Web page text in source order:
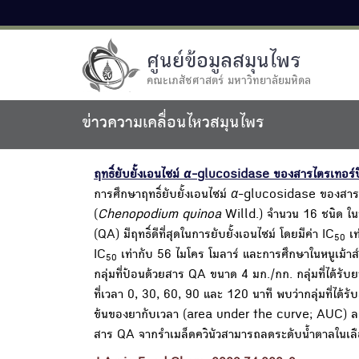
ศูนย์ข้อมูลสมุนไพร
คณะเภสัชศาสตร์ มหาวิทยาลัยมหิดล
ข่าวความเคลื่อนไหวสมุนไพร
ฤทธิ์ยับยั้งเอนไซม์ α-glucosidase ของสารไตรเทอร์
การศึกษาฤทธิ์ยับยั้งเอนไซม์ α-glucosidase ของสาร
(Chenopodium quinoaWilld.) จำนวน 16 ชนิด ใ
(QA) มีฤทธิ์ดีที่สุดในการยับยั้งเอนไซม์ โดยมีค่า IC50 เ
IC50 เท่ากับ 56 ไมโคร โมลาร์ และการศึกษาในหนูเ
กลุ่มที่ป้อนด้วยสาร QA ขนาด 4 มก./กก. กลุ่มที่ได้รับ
ที่เวลา 0, 30, 60, 90 และ 120 นาที พบว่ากลุ่มที่ได้รั
ข้นของยากับเวลา (area under the curve; AUC)
สาร QA จากรำเมล็ดควินัวสามารถลดระดับน้ำตาลใน